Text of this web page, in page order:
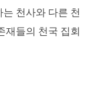
천사와 다른 천
재들의 천국 집회